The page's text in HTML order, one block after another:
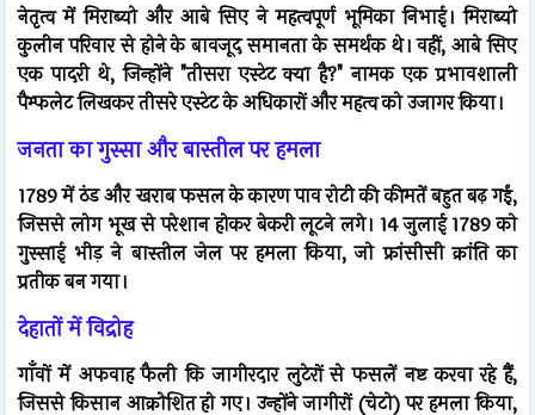
नेतृत्व में मिराब्यो और आबे सिए ने महत्वपूर्ण भूमिका निभाई। मिराब्यो
कुलीन परिवार से होने के बावजूद समानता के समर्थक थे। वहीं, आबे सिए
एक पादरी थे, जिन्होंने "तीसरा एस्टेट क्या है?" नामक एक प्रभावशाली
पैम्फलेट लिखकर तीसरे एस्टेट के अधिकारों और महत्व को उजागर किया।
जनता का गुस्सा और बास्तील पर हमला
1789 में ठंड और खराब फसल के कारण पाव रोटी की कीमतें बहुत बढ़ गईं,
जिससे लोग भूख से परेशान होकर बेकरी लूटने लगे। 14 जुलाई 1789 को
गुस्साई भीड़ ने बास्तील जेल पर हमला किया, जो फ्रांसीसी क्रांति का
प्रतीक बन गया।
देहातों में विद्रोह
गाँवों में अफवाह फैली कि जागीरदार लुटेरों से फसलें नष्ट करवा रहे हैं,
जिससे किसान आक्रोशित हो गए। उन्होंने जागीरों (चेटो) पर हमला किया,